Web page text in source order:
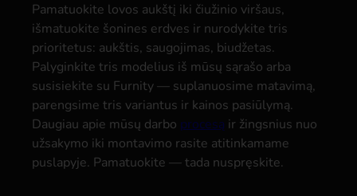
Pamatuokite lovos aukštį iki čiužinio viršaus,
išmatuokite šonines erdves ir nurodykite tris
prioritetus: aukštis, saugojimas, biudžetas.
Palyginkite tris modelius iš mūsų sąrašo arba
susisiekite su Furnity — suplanuosime matavimą,
parengsime tris variantus ir kainos pasiūlymą.
Daugiau apie mūsų darbo procesą ir žingsnius nuo
užsakymo iki montavimo rasite atitinkamame
puslapyje. Pamatuokite — tada nuspręskite.